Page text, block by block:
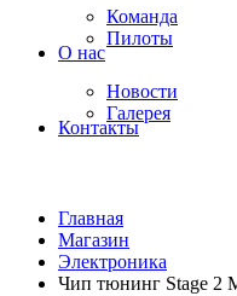
Команда
Пилоты
О нас
Новости
Галерея
Контакты
Главная
Магазин
Электроника
Чип тюнинг Stage 2